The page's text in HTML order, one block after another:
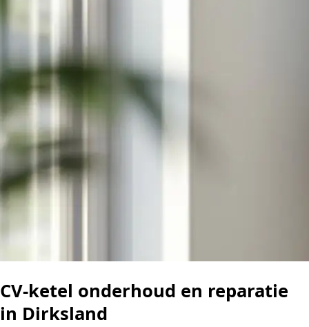
CV-ketel onderhoud en reparatie
in Dirksland